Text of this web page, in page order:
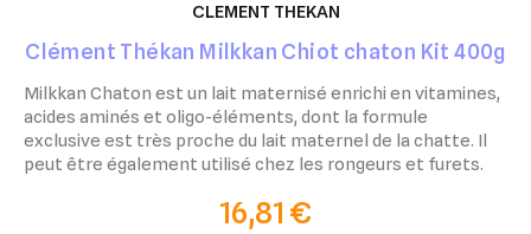
CLEMENT THEKAN
Clément Thékan Milkkan Chiot chaton Kit 400g
Milkkan Chaton est un lait maternisé enrichi en vitamines,
acides aminés et oligo-éléments, dont la formule
exclusive est très proche du lait maternel de la chatte. Il
peut être également utilisé chez les rongeurs et furets.
16,81 €